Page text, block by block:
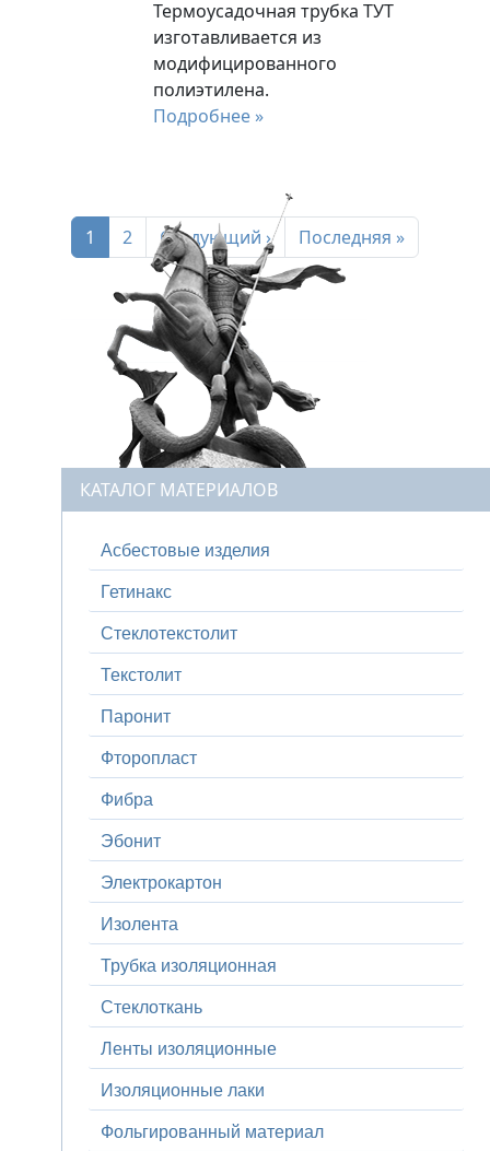
Термоусадочная трубка ТУТ
изготавливается из
модифицированного
полиэтилена.
Подробнее »
Нумерация страниц
Текущая страница
1 Page
2 Следующая страница
Следующий › Последняя страница
Последняя »
КАТАЛОГ МАТЕРИАЛОВ
Асбестовые изделия
Гетинакс
Стеклотекстолит
Текстолит
Паронит
Фторопласт
Фибра
Эбонит
Электрокартон
Изолента
Трубка изоляционная
Стеклоткань
Ленты изоляционные
Изоляционные лаки
Фольгированный материал